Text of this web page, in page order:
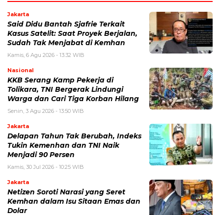
Jakarta
Said Didu Bantah Sjafrie Terkait
Kasus Satelit: Saat Proyek Berjalan,
Sudah Tak Menjabat di Kemhan
Kamis, 6 Agu 2026 - 13:32 WIB
Nasional
KKB Serang Kamp Pekerja di
Tolikara, TNI Bergerak Lindungi
Warga dan Cari Tiga Korban Hilang
Senin, 3 Agu 2026 - 13:50 WIB
Jakarta
Delapan Tahun Tak Berubah, Indeks
Tukin Kemenhan dan TNI Naik
Menjadi 90 Persen
Kamis, 30 Jul 2026 - 10:25 WIB
Jakarta
Netizen Soroti Narasi yang Seret
Kemhan dalam Isu Sitaan Emas dan
Dolar